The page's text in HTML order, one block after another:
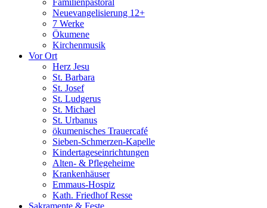
Neuevangelisierung 12+
7 Werke
Ökumene
Kirchenmusik
Vor Ort
Herz Jesu
St. Barbara
St. Josef
St. Ludgerus
St. Michael
St. Urbanus
ökumenisches Trauercafé
Sieben-Schmerzen-Kapelle
Kindertageseinrichtungen
Alten- & Pflegeheime
Krankenhäuser
Emmaus-Hospiz
Kath. Friedhof Resse
Sakramente & Feste